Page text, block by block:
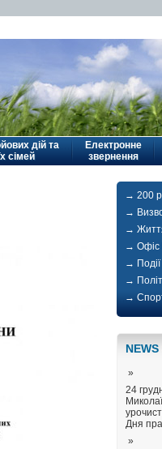
дій та
сімей
Електронне
звернення
→ 200
→
→
→
→ Події
→
→
»
24
Дня
»